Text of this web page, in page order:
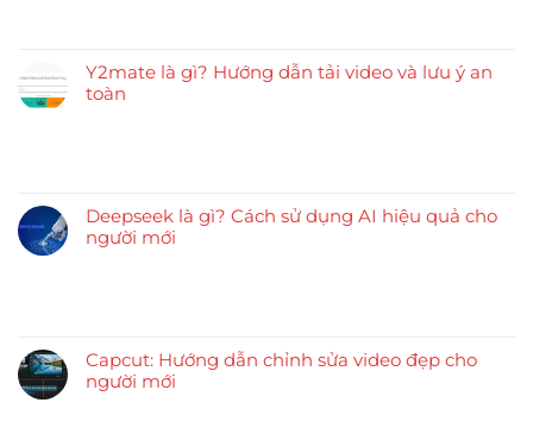
Y2mate là gì? Hướng dẫn tải video và lưu ý an
toàn
Deepseek là gì? Cách sử dụng AI hiệu quả cho
người mới
Capcut: Hướng dẫn chỉnh sửa video đẹp cho
người mới